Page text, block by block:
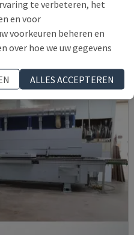
38.400 €
te verbeteren, het
en voor
voorkeuren beheren en
over hoe we uw gegevens
ALLES ACCEPTEREN